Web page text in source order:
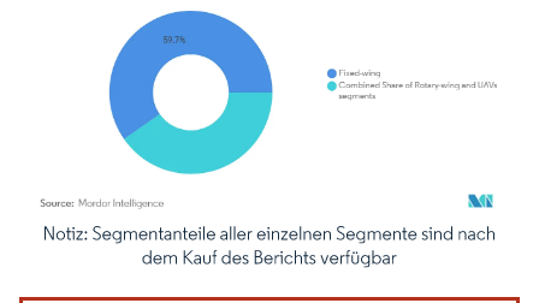
Bild © Mordor Intelligence. Wiederverwendung erfordert Namensnennung